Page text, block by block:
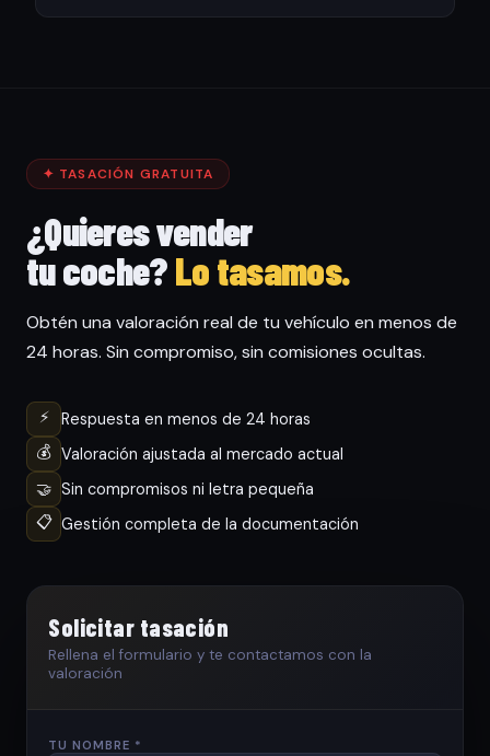
✦ TASACIÓN GRATUITA
¿Quieres vender
tu coche?Lo tasamos.
Obtén una valoración real de tu vehículo en menos de
24 horas. Sin compromiso, sin comisiones ocultas.
⚡
Respuesta en menos de 24 horas
💰 Valoración ajustada al mercado actual
🤝 Sin compromisos ni letra pequeña
📋 Gestión completa de la documentación
Solicitar tasación
Rellena el formulario y te contactamos con la
valoración
TU NOMBRE *